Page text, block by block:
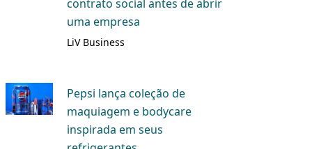
contrato social antes de abrir
uma empresa
LiV Business
Pepsi lança coleção de
maquiagem e bodycare
inspirada em seus